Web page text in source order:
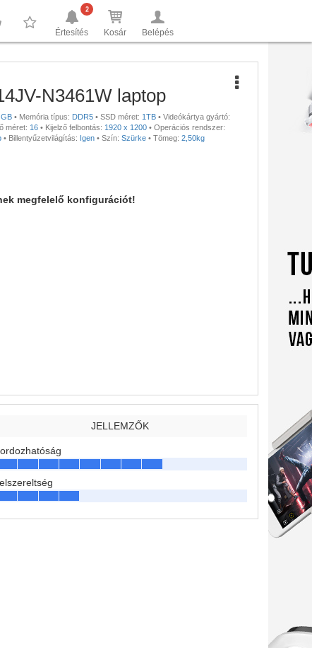
Értesítés
2
Kosár Belépés
N3461W laptop
• Memória típus: DDR5 • SSD méret: 1TB • Videókártya gyártó:
méret: 16 • Kijelző felbontás: 1920 x 1200 • Operációs rendszer:
• Billentyűzetvilágítás: Igen • Szín: Szürke • Tömeg: 2,50kg
megfelelő konfigurációt!
JELLEMZŐK